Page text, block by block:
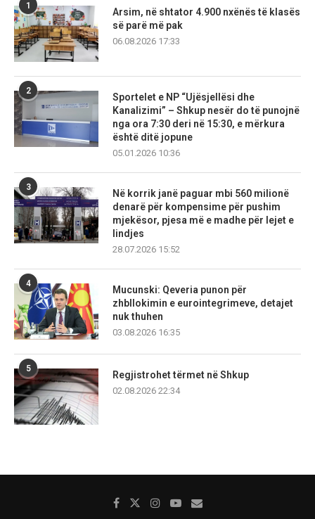
1
Arsim, në shtator 4.900 nxënës të klasës
së parë më pak
06.08.2026 17:33
2
Sportelet e NP “Ujësjellësi dhe
Kanalizimi” – Shkup nesër do të punojnë
nga ora 7:30 deri në 15:30, e mërkura
është ditë jopune
05.01.2026 10:36
3
Në korrik janë paguar mbi 560 milionë
denarë për kompensime për pushim
mjekësor, pjesa më e madhe për lejet e
lindjes
28.07.2026 15:52
4
Mucunski: Qeveria punon për
zhbllokimin e eurointegrimeve, detajet
nuk thuhen
03.08.2026 16:35
5
Regjistrohet tërmet në Shkup
02.08.2026 22:34